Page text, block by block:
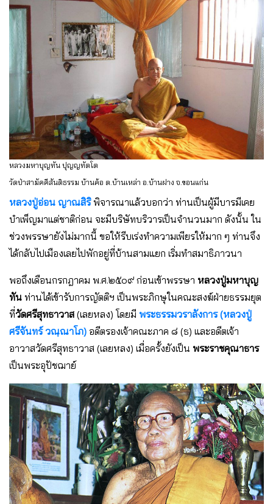
หลวงมหาบุญทัน ปุญญทัตโต
วัดป่าสามัคคีสันติธรรม บ้านค้อ ต.บ้านเหล่า อ.บ้านฝาง จ.ขอนแก่น
หลวงปู่อ่อน ญาณสิริพิจารณาแล้วบอกว่า ท่านเป็นผู้มีบารมีเคย
บำเพ็ญมาแต่ชาติก่อน จะมีบริษัทบริวารเป็นจำนวนมาก ดังนั้น ใน
ช่วงพรรษายังไม่มากนี้ ขอให้รีบเร่งทำความเพียรให้มาก ๆ ท่านจึง
ได้กลับไปเมืองเลยไปพักอยู่ที่บ้านสามแยก เริ่มทำสมาธิภาวนา
พอถึงเดือนกรกฎาคม พ.ศ.๒๕๐๙ ก่อนเข้าพรรษา หลวงปู่มหาบุญ
ทัน ท่านได้เข้ารับการญัตติฯ เป็นพระภิกษุในคณะสงฆ์ฝ่ายธรรมยุต
ที่วัดศรีสุทธาวาส (เลยหลง) โดยมี พระธรรมวราลังการ (หลวงปู่
ศรีจันทร์ วณฺณาโภ) อดีตรองเจ้าคณะภาค ๘ (ธ) และอดีตเจ้า
อาวาสวัดศรีสุทธาวาส (เลยหลง) เมื่อครั้งยังเป็น พระราชคุณาธาร
เป็นพระอุปัชฌาย์